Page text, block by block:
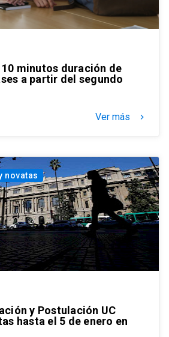
minutos duración de
a partir del segundo
Ver más keyboard_arrow_right
novatas
y Postulación UC
hasta el 5 de enero en